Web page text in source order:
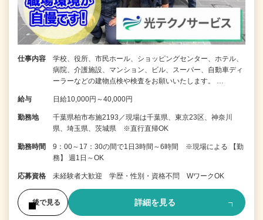
仕事内容
学校、役所、市民ホール、ショッピングセンター、ホテル、
病院、介護施設、マンション、ビル、スーパー、自動車ディ
ーラーなどの建物点検や検査をお願いいたします。 …
給与 日給10,000円～40,000円
勤務地
千葉県柏市布施2193／現場は千葉県、東京23区、神奈川
県、埼玉県、茨城県 ※直行直帰OK
勤務時間
9：00～17：30の間で1日3時間～6時間 ※現場による 【勤
務】 週1日～OK
応募資格 未経験者大歓迎 学歴・性別・資格不問 WワークOK
後で見る 詳細を見る